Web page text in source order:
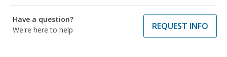
Have a question?
We're here to help
REQUEST INFO